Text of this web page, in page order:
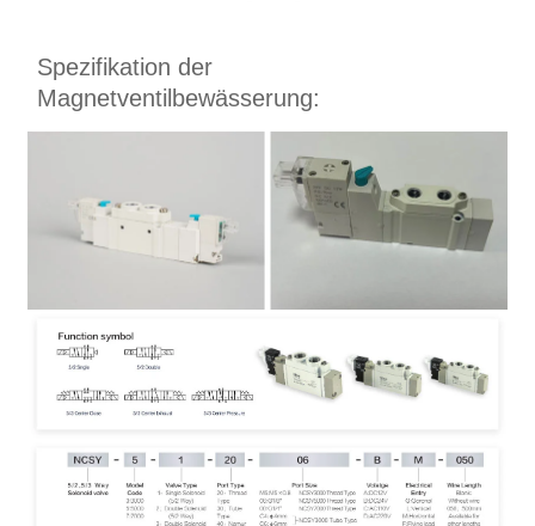
Spezifikation der
Magnetventilbewässerung: